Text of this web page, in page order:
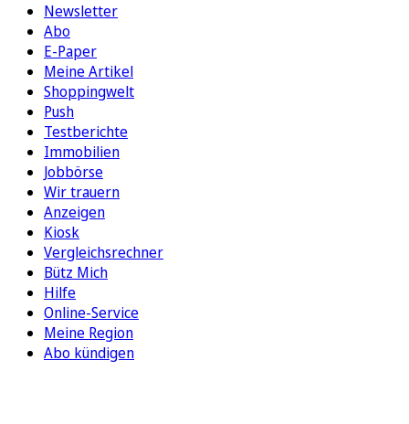
Newsletter
Abo
E-Paper
Meine Artikel
Shoppingwelt
Push
Testberichte
Immobilien
Jobbörse
Wir trauern
Anzeigen
Kiosk
Vergleichsrechner
Bütz Mich
Hilfe
Online-Service
Meine Region
Abo kündigen